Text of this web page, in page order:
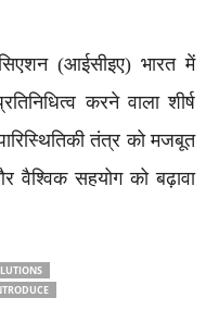
(आईसीइए) भारत में
करने वाला शीर्ष
तंत्र को मजबूत
वैश्विक सहयोग को बढ़ावा